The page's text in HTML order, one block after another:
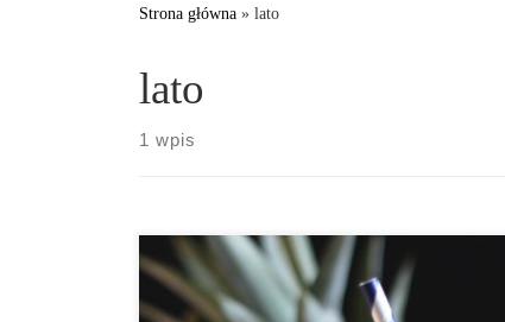
Strona główna » lato
lato
1 wpis